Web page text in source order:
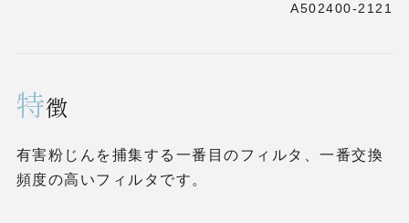
A502400-2121
特徴
有害粉じんを捕集する一番目のフィルタ、一番交換
頻度の高いフィルタです。